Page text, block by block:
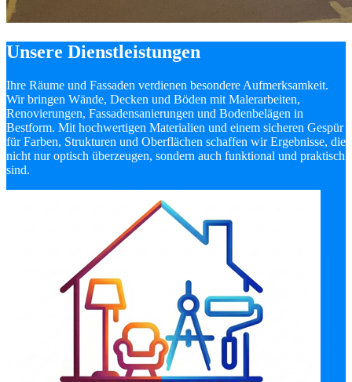
Unsere Dienstleistungen
Ihre Räume und Fassaden verdienen besondere Aufmerksamkeit.
Wir bringen Wände, Decken und Böden mit Malerarbeiten,
Renovierungen, Fassadensanierungen und Bodenbelägen in
Bestform. Mit hochwertigen Materialien und einem sicheren Gespür
für Farben, Strukturen und Oberflächen schaffen wir Ergebnisse, die
nicht nur optisch überzeugen, sondern auch funktional und praktisch
sind.